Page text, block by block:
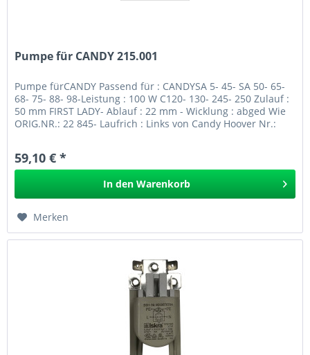
Pumpe für CANDY 215.001
Pumpe fürCANDY Passend für : CANDYSA 5- 45- SA 50- 65-
68- 75- 88- 98-Leistung : 100 W C120- 130- 245- 250 Zulauf :
50 mm FIRST LADY- Ablauf : 22 mm - Wicklung : abged Wie
ORIG.NR.: 22 845- Laufrich : Links von Candy Hoover Nr.:
59,10 € *
In den Warenkorb
Merken